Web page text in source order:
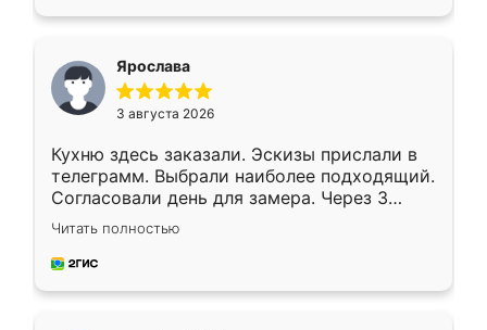
Ярослава
3 августа 2026
Кухню здесь заказали. Эскизы прислали в
телеграмм. Выбрали наиболее подходящий.
Согласовали день для замера. Через 3
недели кухня была уже готова. Остались
довольны работой. Спасибо Ренессанс
мебель за качественную работу!
Читать полностью